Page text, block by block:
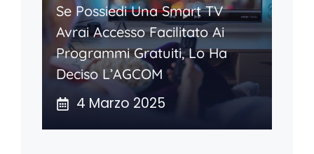
Se Possiedi Una Smart TV
Avrai Accesso Facilitato Ai
Programmi Gratuiti, Lo Ha
Deciso L’AGCOM
4 Marzo 2025